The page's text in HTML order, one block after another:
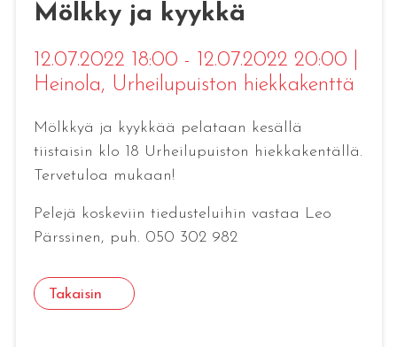
Mölkky ja kyykkä
12.07.2022 18:00 - 12.07.2022 20:00
Heinola, Urheilupuiston hiekkakenttä
Mölkkyä ja kyykkää pelataan kesällä
tiistaisin klo 18 Urheilupuiston hiekkakentällä.
Tervetuloa mukaan!
Pelejä koskeviin tiedusteluihin vastaa Leo
Pärssinen, puh. 050 302 982
Takaisin